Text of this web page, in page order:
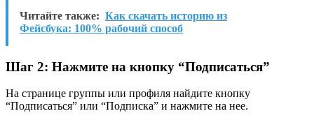
Читайте также: Как скачать историю из
Фейсбука: 100% рабочий способ
Шаг 2: Нажмите на кнопку “Подписаться”
На странице группы или профиля найдите кнопку
“Подписаться” или “Подписка” и нажмите на нее.